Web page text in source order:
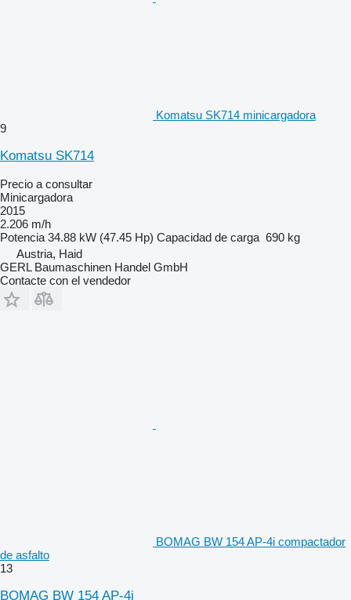
Komatsu SK714 minicargadora
9
Komatsu SK714
Precio a consultar
Minicargadora
2015
2.206 m/h
Potencia 34.88 kW (47.45 Hp) Capacidad de carga 690 kg
Austria, Haid
GERL Baumaschinen Handel GmbH
Contacte con el vendedor
BOMAG BW 154 AP-4i compactador
de asfalto
13
BOMAG BW 154 AP-4i